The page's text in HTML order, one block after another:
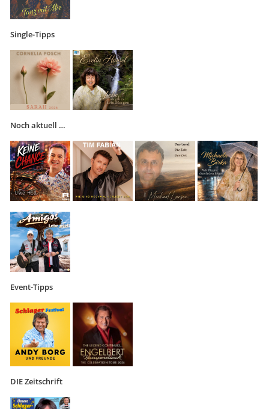
Single-Tipps
Noch aktuell …
Event-Tipps
DIE Zeitschrift